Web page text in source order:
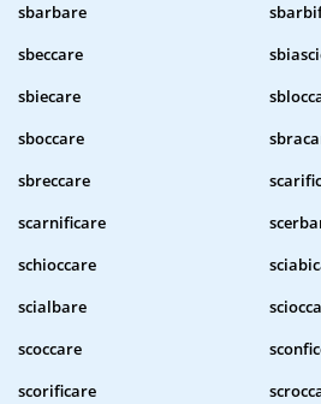
sbarbare
sbeccare
sbiecare
sboccare
sbreccare
scarnificare
schioccare
scialbare
scoccare
scorificare